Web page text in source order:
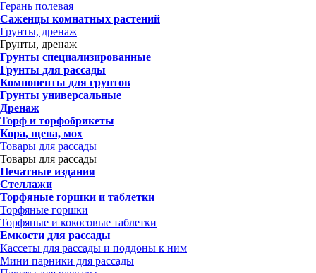
Герань полевая
Саженцы комнатных растений
Грунты, дренаж
Грунты, дренаж
Грунты специализированные
Грунты для рассады
Компоненты для грунтов
Грунты универсальные
Дренаж
Торф и торфобрикеты
Кора, щепа, мох
Товары для рассады
Товары для рассады
Печатные издания
Стеллажи
Торфяные горшки и таблетки
Торфяные горшки
Торфяные и кокосовые таблетки
Емкости для рассады
Кассеты для рассады и поддоны к ним
Мини парники для рассады